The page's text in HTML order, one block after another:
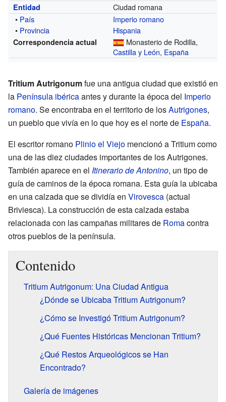
Entidad
Ciudad romana
• País
Imperio romano
• Provincia Hispania
Correspondencia actual
Monasterio de Rodilla,
Castilla y León, España
Tritium Autrigonumfue una antigua ciudad que existió en
la Península ibéricaantes y durante la época del Imperio
romano. Se encontraba en el territorio de losAutrigones,
un pueblo que vivía en lo que hoy es el norte de España.
El escritor romano Plinio el Viejo mencionó a Tritium como
una de las diez ciudades importantes de los Autrigones.
También aparece en el Itinerario de Antonino, un tipo de
guía de caminos de la época romana. Esta guía la ubicaba
en una calzada que se dividía en Virovesca (actual
Briviesca). La construcción de esta calzada estaba
relacionada con las campañas militares de Romacontra
otros pueblos de la península.
Contenido
Tritium Autrigonum: Una Ciudad Antigua
¿Dónde se Ubicaba Tritium Autrigonum?
¿Cómo se Investigó Tritium Autrigonum?
¿Qué Fuentes Históricas Mencionan Tritium?
¿Qué Restos Arqueológicos se Han
Encontrado?
Galería de imágenes